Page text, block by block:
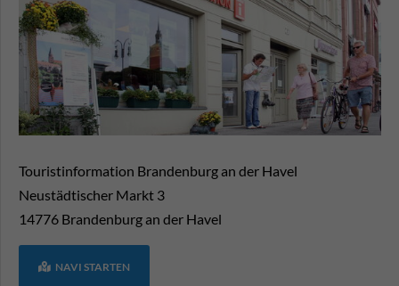
Touristinformation Brandenburg an der Havel
Neustädtischer Markt 3
14776 Brandenburg an der Havel
NAVI STARTEN